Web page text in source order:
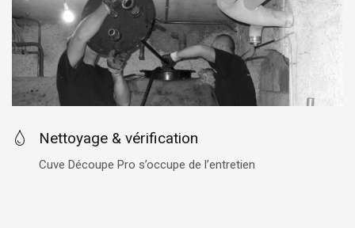
Nettoyage & vérification
Cuve Découpe Pro s’occupe de l’entretien